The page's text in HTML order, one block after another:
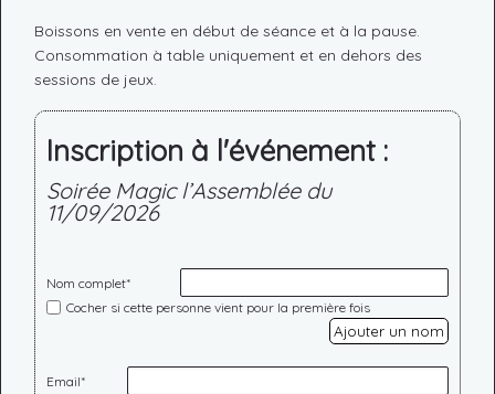
Boissons en vente en début de séance et à la pause.
Consommation à table uniquement et en dehors des
sessions de jeux.
Inscription à l'événement :
Soirée Magic l’Assemblée du
11/09/2026
Nom complet*
Cocher si cette personne vient pour la première fois
Ajouter un nom
Email*